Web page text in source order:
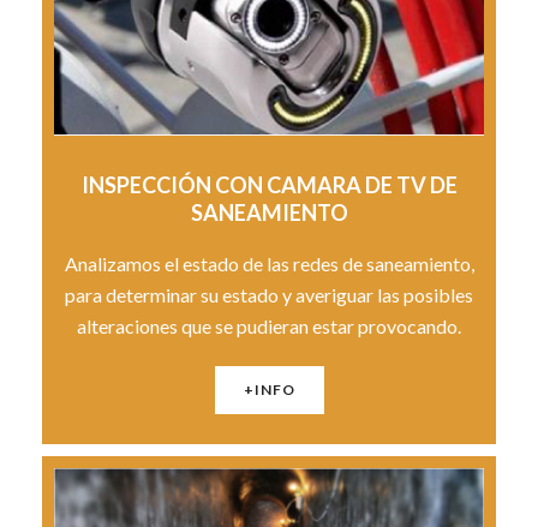
INSPECCIÓN CON CAMARA DE TV DE
SANEAMIENTO
Analizamos el estado de las redes de saneamiento,
para determinar su estado y averiguar las posibles
alteraciones que se pudieran estar provocando.
+INFO